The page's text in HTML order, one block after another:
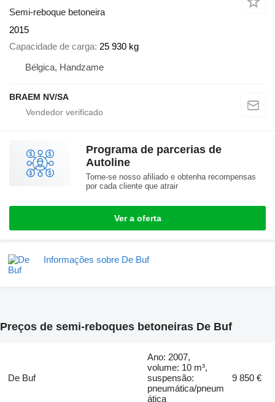
Semi-reboque betoneira
2015
Capacidade de carga 25 930 kg
Bélgica, Handzame
BRAEM NV/SA
Programa de parcerias de
Autoline
Torne-se nosso afiliado e obtenha recompensas
por cada cliente que atrair
Ver a oferta
Informações sobre De Buf
Preços de semi-reboques betoneiras De Buf
De Buf
Ano: 2007,
volume: 10 m³,
suspensão:
pneumática/pneum
ática
9 850 €